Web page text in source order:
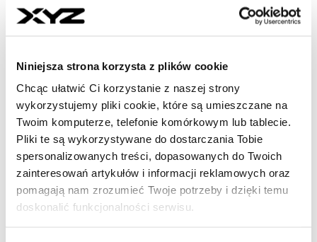
Niniejsza strona korzysta z plików cookie
Chcąc ułatwić Ci korzystanie z naszej strony
wykorzystujemy pliki cookie, które są umieszczane na
Twoim komputerze, telefonie komórkowym lub tablecie.
Pliki te są wykorzystywane do dostarczania Tobie
spersonalizowanych treści, dopasowanych do Twoich
zainteresowań artykułów i informacji reklamowych oraz
pomagają nam zrozumieć Twoje potrzeby i dzięki temu
doskonalić funkcjonalności serwisu.
ALAN BARTMAN- AUTOR ARTYKUŁU - PROFIL
Dziennikarz z wykształcenia, ale także z pasji. W
XYZ będę śledził biężące wydarzenia i opisywał
najważniejsze z nich. Prywatnie oddany angielskiej
i polskiej piłce nożnej oraz literaturze w rodzimym
wydaniu, szczególnie w wykonaniu Janusza
Głowackiego.
alan.bartman@xyz.pl